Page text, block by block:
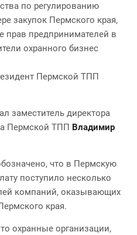
по регулированию
закупок Пермского края,
предпринимателей в
охранного бизнес
Пермской ТПП
заместитель директора
Пермской ТПП Владимир
что в Пермскую
поступило несколько
компаний, оказывающих
края.
охранные организации,